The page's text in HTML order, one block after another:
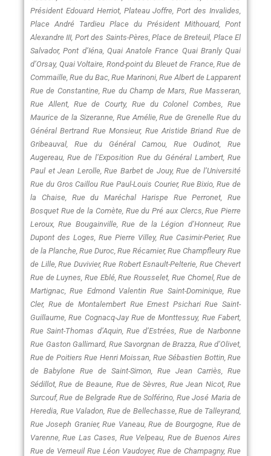
Président Edouard Herriot, Plateau Joffre, Port des Invalides,
Place André Tardieu Place du Président Mithouard, Pont
Alexandre III, Port des Saints-Pères, Place de Breteuil, Place El
Salvador, Pont d’Iéna, Quai Anatole France Quai Branly Quai
d’Orsay, Quai Voltaire, Rond-point du Bleuet de France, Rue de
Commaille, Rue du Bac, Rue Marinoni, Rue Albert de Lapparent
Rue de Constantine, Rue du Champ de Mars, Rue Masseran,
Rue Allent, Rue de Courty, Rue du Colonel Combes, Rue
Maurice de la Sizeranne, Rue Amélie, Rue de Grenelle Rue du
Général Bertrand Rue Monsieur, Rue Aristide Briand Rue de
Gribeauval, Rue du Général Camou, Rue Oudinot, Rue
Augereau, Rue de l’Exposition Rue du Général Lambert, Rue
Paul et Jean Lerolle, Rue Barbet de Jouy, Rue de l’Université
Rue du Gros Caillou Rue Paul-Louis Courier, Rue Bixio, Rue de
la Chaise, Rue du Maréchal Harispe Rue Perronet, Rue
Bosquet Rue de la Comète, Rue du Pré aux Clercs, Rue Pierre
Leroux, Rue Bougainville, Rue de la Légion d’Honneur, Rue
Dupont des Loges, Rue Pierre Villey, Rue Casimir-Perier, Rue
de la Planche, Rue Duroc, Rue Récamier, Rue Champfleury Rue
de Lille, Rue Duvivier, Rue Robert Esnault-Pelterie, Rue Chevert
Rue de Luynes, Rue Eblé, Rue Rousselet, Rue Chomel, Rue de
Martignac, Rue Edmond Valentin Rue Saint-Dominique, Rue
Cler, Rue de Montalembert Rue Ernest Psichari Rue Saint-
Guillaume, Rue Cognacq-Jay Rue de Monttessuy, Rue Fabert,
Rue Saint-Thomas d’Aquin, Rue d’Estrées, Rue de Narbonne
Rue Gaston Gallimard, Rue Savorgnan de Brazza, Rue d’Olivet,
Rue de Poitiers Rue Henri Moissan, Rue Sébastien Bottin, Rue
de Babylone Rue de Saint-Simon, Rue Jean Carriès, Rue
Sédillot, Rue de Beaune, Rue de Sèvres, Rue Jean Nicot, Rue
Surcouf, Rue de Belgrade Rue de Solférino, Rue José Maria de
Heredia, Rue Valadon, Rue de Bellechasse, Rue de Talleyrand,
Rue Joseph Granier, Rue Vaneau, Rue de Bourgogne, Rue de
Varenne, Rue Las Cases, Rue Velpeau, Rue de Buenos Aires
Rue de Verneuil Rue Léon Vaudoyer, Rue de Champagny, Rue